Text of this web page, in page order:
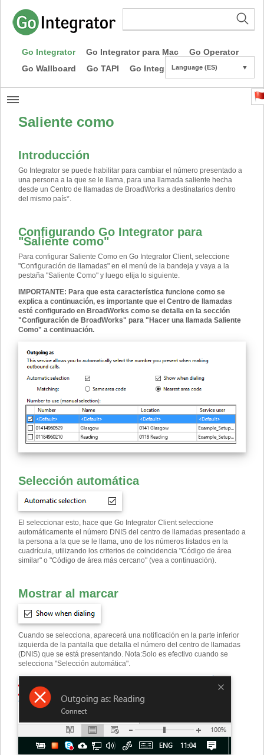
Go Integrator Go Integrator para Mac
Go Operator
Go Wallboard
Go TAPI Go Integrator CE
Language (ES) ▼
Saliente como
Introducción
Go Integrator se puede habilitar para cambiar el número presentado a
una persona a la que se le llama, para una llamada saliente hecha
desde un Centro de llamadas de BroadWorks a destinatarios dentro
del mismo país*.
Configurando Go Integrator para
"Saliente como"
Para configurar Saliente Como en Go Integrator Client, seleccione
"Configuración de llamadas" en el menú de la bandeja y vaya a la
pestaña "Saliente Como" y luego elija lo siguiente.
IMPORTANTE: Para que esta característica funcione como se
explica a continuación, es importante que el Centro de llamadas
esté configurado en BroadWorks como se detalla en la sección
"Configuración de BroadWorks" para "Hacer una llamada Saliente
Como" a continuación.
Selección automática
El seleccionar esto, hace que Go Integrator Client seleccione
automáticamente el número DNIS del centro de llamadas presentado a
la persona a la que se le llama, uno de los números listados en la
cuadrícula, utilizando los criterios de coincidencia "Código de área
similar" o "Código de área más cercano" (vea a continuación).
Mostrar al marcar
Cuando se selecciona, aparecerá una notificación en la parte inferior
izquierda de la pantalla que detalla el número del centro de llamadas
(DNIS) que se está presentando. Nota:Solo es efectivo cuando se
selecciona "Selección automática".